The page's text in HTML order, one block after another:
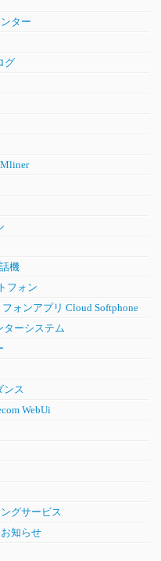
ター
グ
機
フォン
ォンアプリ Cloud Softphone
ターシステム
ンス
WebUi
グサービス
知らせ